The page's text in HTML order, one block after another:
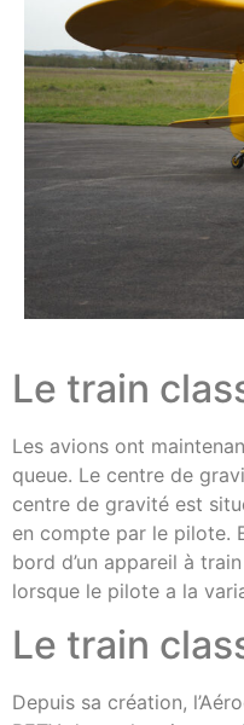
Le train
Les avions ont
queue. Le centre de
centre de gravité est
en compte par le pilote.
bord d’un appareil à
lorsque le pilote a la
Le train
Depuis sa création,